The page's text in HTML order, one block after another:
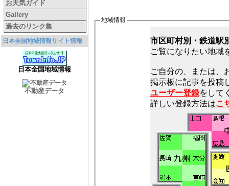
お天気ガイド
Gallery
過去のリンク集
日本全国地域情報サイト情報
日本全国地域情報
不動産データ
地域情報
市区町村別・鉄道駅
ご覧になりたい地域
ご自分の、または、
ユーザー登録をして
詳しい登録方法はこ